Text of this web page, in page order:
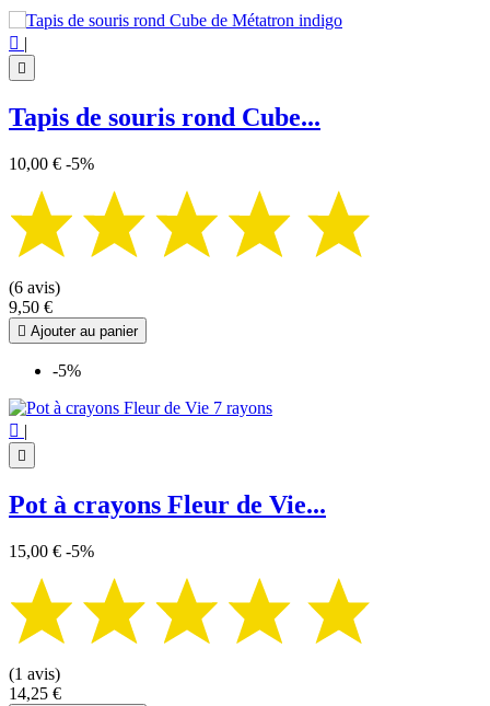
 |

Tapis de souris rond Cube...
10,00 € -5%
(6 avis)
9,50 €
 Ajouter au panier
-5%
 |

Pot à crayons Fleur de Vie...
15,00 € -5%
(1 avis)
14,25 €